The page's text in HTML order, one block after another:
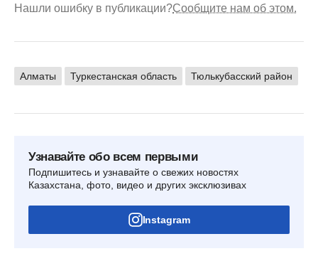
Нашли ошибку в публикации?Сообщите нам об этом.
Алматы Туркестанская область Тюлькубасский район
Узнавайте обо всем первыми
Подпишитесь и узнавайте о свежих новостях
Казахстана, фото, видео и других эксклюзивах
Instagram